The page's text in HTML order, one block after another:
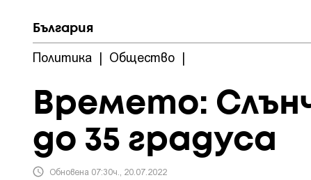
България
Политика | Общество |
Времето:
до 35 градуса
Обновена 07:30ч., 20.07.2022